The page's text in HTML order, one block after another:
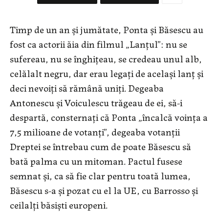
Timp de un an şi jumătate, Ponta şi Băsescu au
fost ca actorii ăia din filmul „Lanţul”: nu se
sufereau, nu se înghiţeau, se credeau unul alb,
celălalt negru, dar erau legaţi de acelaşi lanţ şi
deci nevoiţi să rămână uniţi. Degeaba
Antonescu şi Voiculescu trăgeau de ei, să-i
despartă, consternaţi că Ponta „încalcă voinţa a
7,5 milioane de votanţi”, degeaba votanţii
Dreptei se întrebau cum de poate Băsescu să
bată palma cu un mitoman. Pactul fusese
semnat şi, ca să fie clar pentru toată lumea,
Băsescu s-a şi pozat cu el la UE, cu Barrosso şi
ceilalţi băsişti europeni.